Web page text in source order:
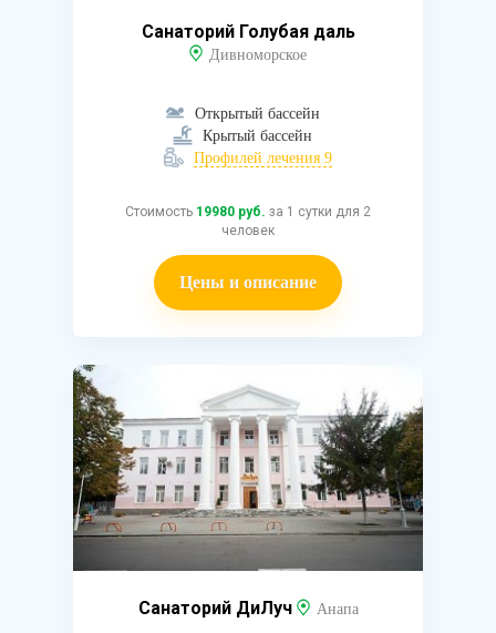
Санаторий Голубая даль
Дивноморское
Открытый бассейн
Крытый бассейн
Профилей лечения 9
Стоимость 19980 руб. за 1 сутки для 2
человек
Цены и описание
Санаторий ДиЛуч Анапа